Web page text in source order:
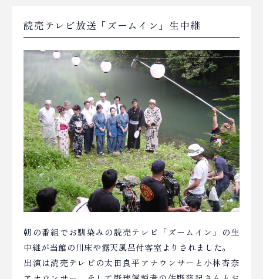
読売テレビ放送「ズームイン」生中継
朝の番組でお馴染みの読売テレビ「ズームイン」の生
中継が当館の川床や露天風呂付客室よりされました。
出演は読売テレビの太田良平アナウンサーと小林杏奈